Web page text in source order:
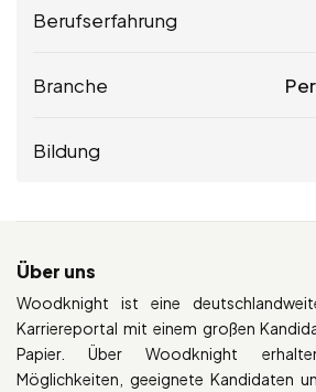
Berufserfahrung
Branche
Bildung
Über uns
Woodknight ist eine
Karriereportal mit einem großen
Papier. Über Woodknight
Möglichkeiten, geeignete Kandidaten